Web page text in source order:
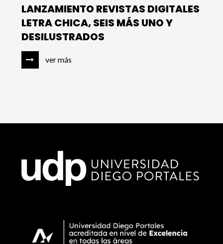
LANZAMIENTO REVISTAS DIGITALES
LETRA CHICA, SEIS MÁS UNO Y
DESILUSTRADOS
ver más